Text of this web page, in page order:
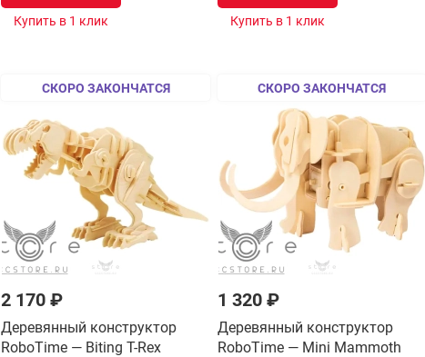
Купить в 1 клик Купить в 1 клик
СКОРО ЗАКОНЧАТСЯ
2 170 ₽
Деревянный конструктор
RoboTime — Biting T-Rex
СКОРО ЗАКОНЧАТСЯ
1 320 ₽
Деревянный конструктор
RoboTime — Mini Mammoth